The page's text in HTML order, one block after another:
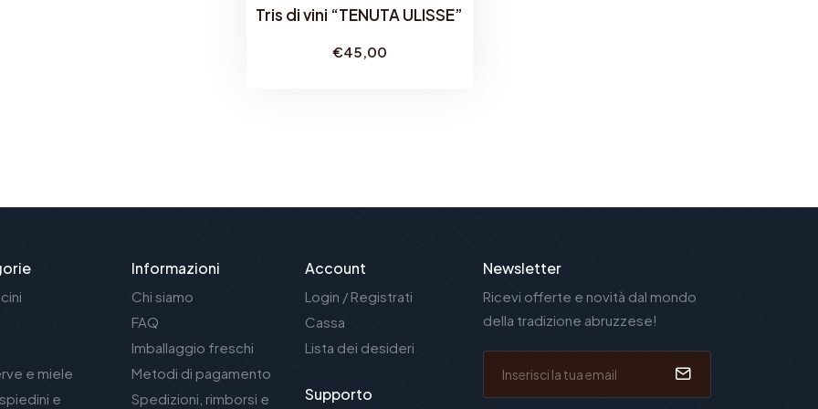
Tris di vini “TENUTA ULISSE”
€45,00
e miele
e
Informazioni
Chi siamo
FAQ
Imballaggio freschi
Metodi di pagamento
Spedizioni, rimborsi e
Account
Login / Registrati
Cassa
Lista dei desideri
Supporto
Newsletter
Ricevi offerte e novità dal mondo
della tradizione abruzzese!